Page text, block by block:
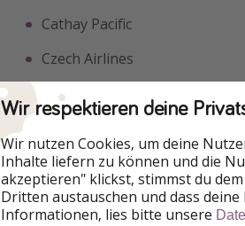
Cathay Pacific
Czech Airlines
Egypt Air
Icelandair
Kenya Airways
Wir respektieren deine
Wir nutzen Cookies, um deine
Inhalte liefern zu können und die
akzeptieren" klickst, stimmst du
Dritten austauschen und dass
Informationen, lies bitte unsere